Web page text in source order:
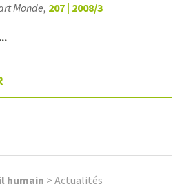
Monde, 207 | 2008/3
humain > Actualités